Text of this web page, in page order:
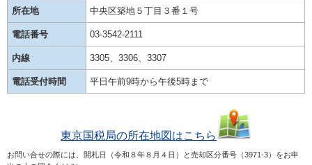
所在地 中央区築地５丁目３番１号
電話番号 03-3542-2111
内線 3305、3306、3307
電話受付時間 平日午前9時から午後5時まで
東京国税局の所在地図はこちら
お問い合せの際には、開札日（令和８年８月４日）と売却区分番号（3971-3）をお申